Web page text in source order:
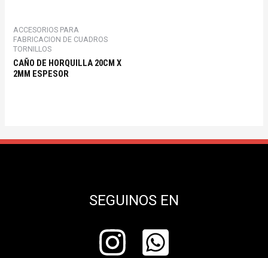
ACCESORIOS PARA
FABRICACION DE CUADROS
TORNILLOS
CAÑO DE HORQUILLA 20CM X
2MM ESPESOR
SEGUINOS EN